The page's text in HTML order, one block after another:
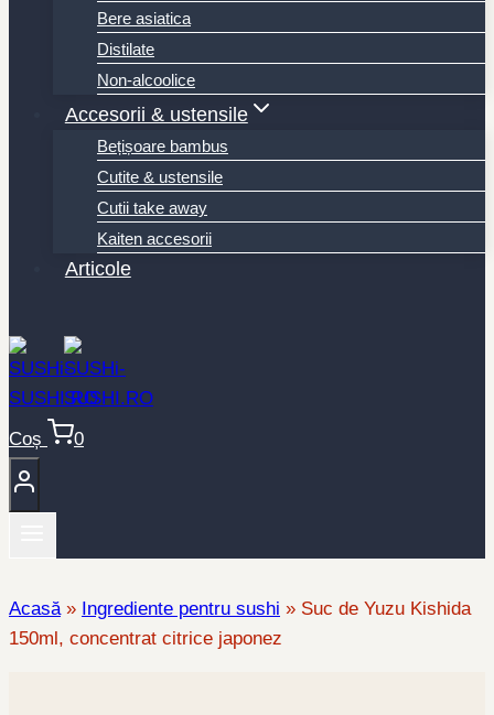
Bere asiatica
Distilate
Non-alcoolice
Accesorii & ustensile
Bețișoare bambus
Cutite & ustensile
Cutii take away
Kaiten accesorii
Articole
Coș 0
Acasă» Ingrediente pentru sushi » Suc de Yuzu Kishida
150ml, concentrat citrice japonez